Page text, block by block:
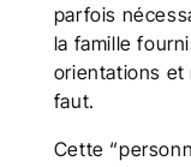
parfois
la famille
orientations et
faut.
Cette